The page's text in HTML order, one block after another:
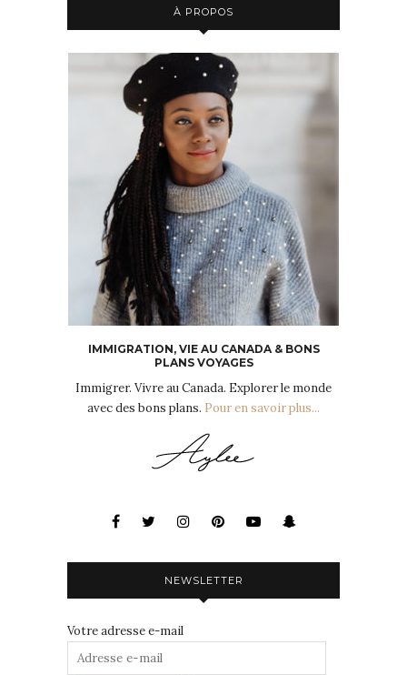
À PROPOS
IMMIGRATION, VIE AU CANADA & BONS
PLANS VOYAGES
Immigrer. Vivre au Canada. Explorer le monde
avec des bons plans. Pour en savoir plus...
NEWSLETTER
Votre adresse e-mail
Adresse